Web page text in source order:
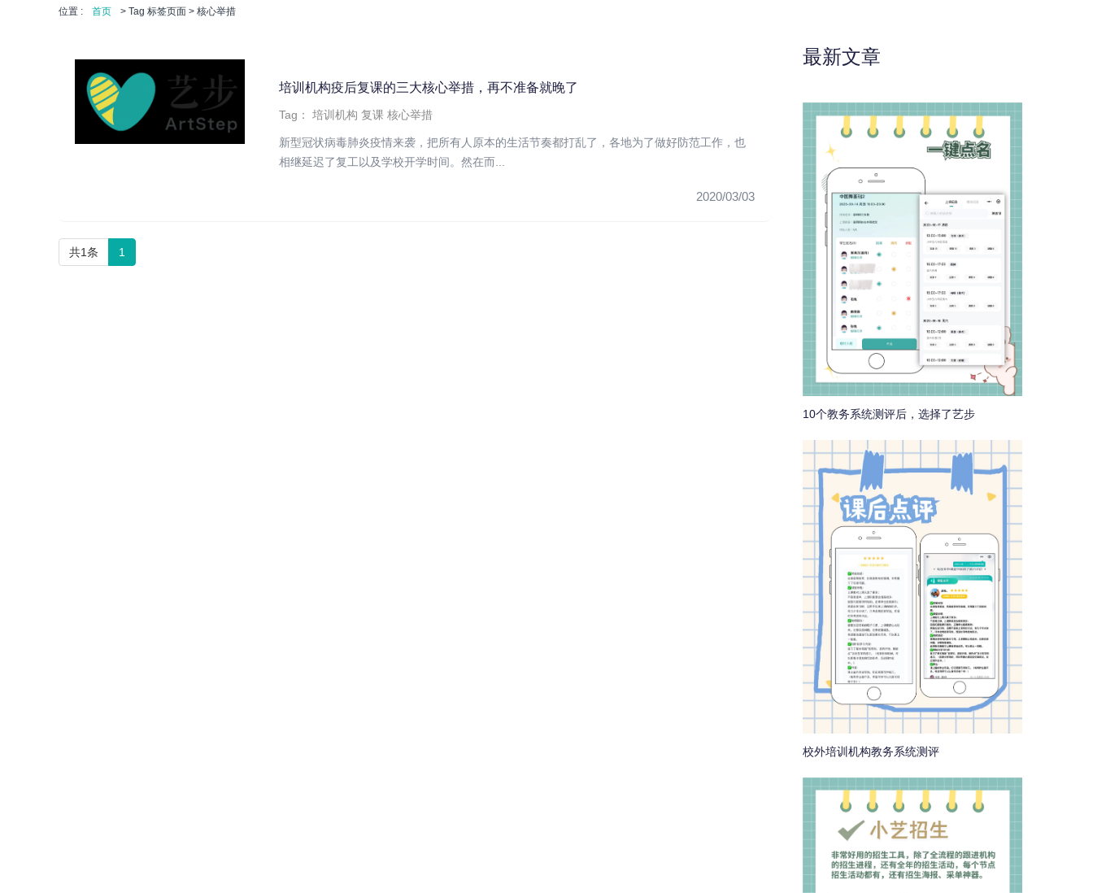
位置 : 首页 > Tag 标签页面 > 核心举措
培训机构疫后复课的三大核心举措，再不准备就晚了
Tag： 培训机构 复课 核心举措
新型冠状病毒肺炎疫情来袭，把所有人原本的生活节奏都打乱了，各地为了做好防范工作，也
相继延迟了复工以及学校开学时间。然在而...
2020/03/03
共1条 1
最新文章
10个教务系统测评后，选择了艺步
校外培训机构教务系统测评